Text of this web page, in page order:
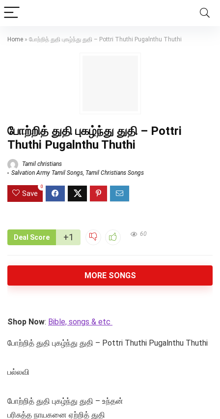
Home » போற்றித் துதி புகழ்ந்து துதி – Pottri Thuthi Pugalnthu Thuthi
போற்றித் துதி புகழ்ந்து துதி – Pottri
Thuthi Pugalnthu Thuthi
Tamil christians
Salvation Army Tamil Songs, Tamil Christians Songs
Save
0
Deal Score +1 60
MORE SONGS
Shop Now: Bible, songs & etc
போற்றித் துதி புகழ்ந்து துதி – Pottri Thuthi Pugalnthu Thuthi
பல்லவி
போற்றித் துதி புகழ்ந்து துதி – உந்தன்
பரிசுத்த நாயகனை ஏற்றித் துதி